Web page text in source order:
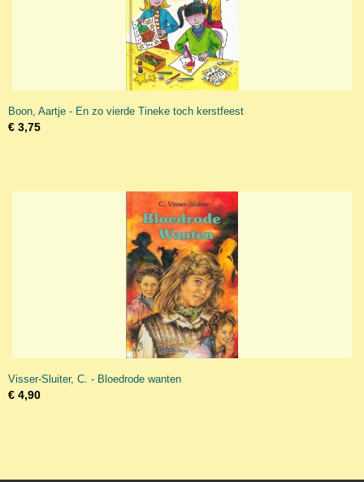
Boon, Aartje - En zo vierde Tineke toch kerstfeest
€ 3,75
Visser-Sluiter, C. - Bloedrode wanten
€ 4,90